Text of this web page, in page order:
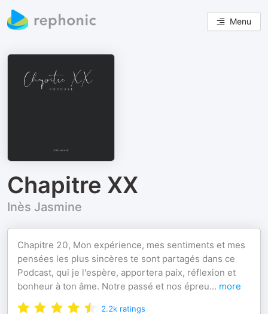
Menu
Chapitre XX
Inès Jasmine
Chapitre 20, Mon expérience, mes sentiments et mes
pensées les plus sincères te sont partagés dans ce
Podcast, qui je l'espère, apportera paix, réflexion et
bonheur à ton âme. Notre passé et nos épreu... more
2.2k ratings